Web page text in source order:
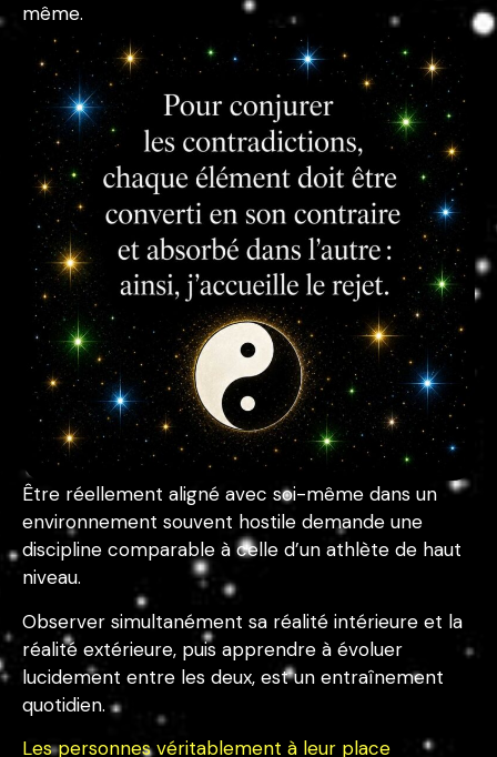
même.
Être réellement aligné avec soi-même dans un
environnement souvent hostile demande une
discipline comparable à celle d’un athlète de haut
niveau.
Observer simultanément sa réalité intérieure et la
réalité extérieure, puis apprendre à évoluer
lucidement entre les deux, est un entraînement
quotidien.
Les personnes véritablement à leur place